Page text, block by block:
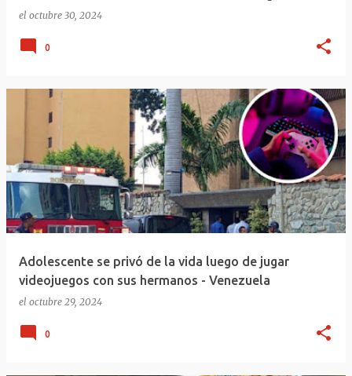
el octubre 30, 2024
0
Adolescente se privó de la vida luego de jugar
videojuegos con sus hermanos - Venezuela
el octubre 29, 2024
0